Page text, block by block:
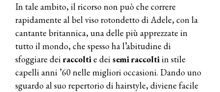
In tale ambito, il ricorso non può che correre
rapidamente al bel viso rotondetto di Adele, con la
cantante britannica, una delle più apprezzate in
tutto il mondo, che spesso ha l’abitudine di
sfoggiare deiraccoltie deisemi raccoltiin stile
capelli anni ’60 nelle migliori occasioni. Dando uno
sguardo al suo repertorio di hairstyle, diviene facile